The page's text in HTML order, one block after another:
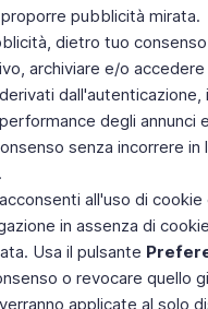
pubblicità mirata.
dietro tuo
archiviare e/o
degli
senza incorrere
.
all'uso di
in assenza di
Usa il pulsante
o revocare quello
applicate al solo